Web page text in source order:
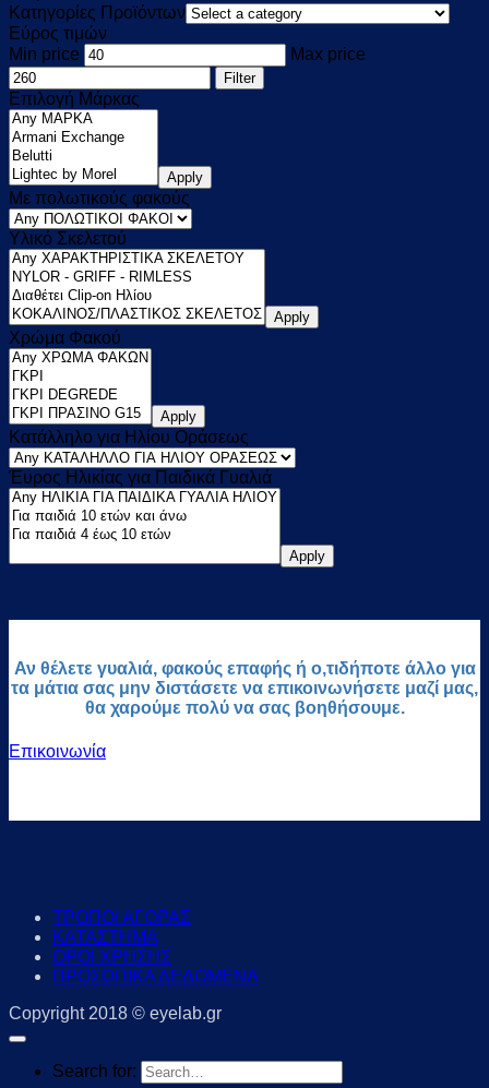
Κατηγορίες Προϊόντων
Εύρος τιμών
Min price
Max price
Filter
Επιλογή Μάρκας
Apply
Με πολωτικούς φακούς
Υλικό Σκελετού
Apply
Χρώμα Φακού
Apply
Κατάλληλο για Ηλίου Οράσεως
Έυρος Ηλικίας για Παιδικά Γυαλιά
Apply
Αν θέλετε γυαλιά, φακούς επαφής ή ο,τιδήποτε άλλο για
τα μάτια σας μην διστάσετε να επικοινωνήσετε μαζί μας,
θα χαρούμε πολύ να σας βοηθήσουμε.
Επικοινωνία
ΤΡΟΠΟΙ ΑΓΟΡΑΣ
ΚΑΤΑΣΤΗΜΑ
ΟΡΟΙ ΧΡΗΣΗΣ
ΠΡΟΣΩΠΙΚΑ ΔΕΔΟΜΕΝΑ
Copyright 2018 © eyelab.gr
Search for: